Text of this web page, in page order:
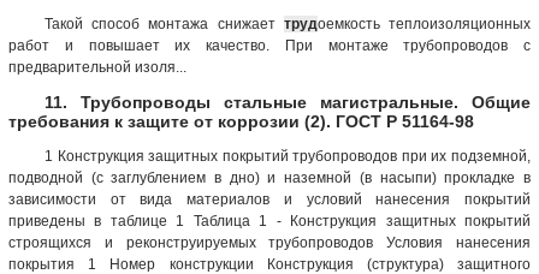
Такой способ монтажа снижает трудоемкость теплоизоляционных
работ и повышает их качество. При монтаже трубопроводов с
предварительной изоля...
11. Трубопроводы стальные магистральные. Общие
требования к защите от коррозии (2). ГОСТ Р 51164-98
1 Конструкция защитных покрытий трубопроводов при их подземной,
подводной (с заглублением в дно) и наземной (в насыпи) прокладке в
зависимости от вида материалов и условий нанесения покрытий
приведены в таблице 1 Таблица 1 - Конструкция защитных покрытий
строящихся и реконструируемых трубопроводов Условия нанесения
покрытия 1 Номер конструкции Конструкция (структура) защитного